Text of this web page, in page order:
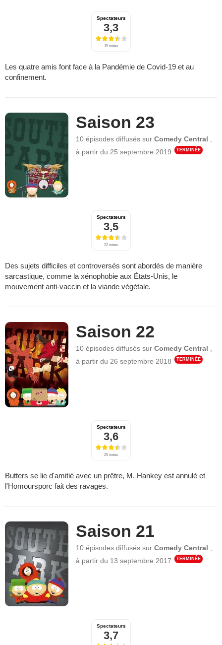
Spectateurs
3,3
19 notes
Les quatre amis font face à la Pandémie de Covid-19 et au
confinement.
Saison 23
10 épisodes diffusés surComedy Central
à partir du 25 septembre 2019 TERMINÉE
Spectateurs
3,5
22 notes
Des sujets difficiles et controversés sont abordés de manière
sarcastique, comme la xénophobie aux États-Unis, le
mouvement anti-vaccin et la viande végétale.
Saison 22
10 épisodes diffusés surComedy Central ,
à partir du26 septembre 2018 TERMINÉE
Spectateurs
3,6
25 notes
Butters se lie d'amitié avec un prêtre, M. Hankey est annulé et
l'Homoursporc fait des ravages.
Saison 21
10 épisodes diffusés surComedy Central
à partir du 13 septembre 2017 TERMINÉE
Spectateurs
3,7